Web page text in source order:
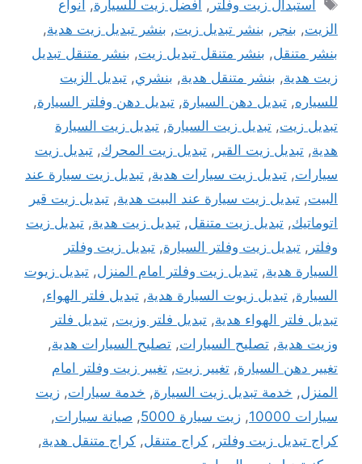
استبدال زيت وفلتر , افضل زيت للسيارة, انواع
الزيت, بنجر , بنشر تبديل زيت, بنشر تبديل زيت هدية,
بنشر متنقل, بنشر متنقل تبديل زيت, بنشر متنقل تبديل
زيت هدية, بنشر متنقل هدية, بنشري, تبديل الزيت
للسياره, تبديل دهن السيارة, تبديل دهن وفلتر السيارة,
تبديل زيت, تبديل زيت السيارة, تبديل زيت السيارة
هدية, تبديل زيت القير , تبديل زيت المحرك, تبديل زيت
سيارات, تبديل زيت سيارات هدية, تبديل زيت سيارة عند
البيت, تبديل زيت سيارة عند البيت هدية, تبديل زيت قير
اتوماتيك, تبديل زيت متنقل, تبديل زيت هدية, تبديل زيت
وفلتر , تبديل زيت وفلتر السيارة, تبديل زيت وفلتر
السيارة هدية, تبديل زيت وفلتر امام المنزل, تبديل زيوت
السيارة, تبديل زيوت السيارة هدية, تبديل فلتر الهواء,
تبديل فلتر الهواء هدية, تبديل فلتر وزيت, تبديل فلتر
وزيت هدية, تصليح السيارات, تصليح السيارات هدية,
تغيير دهن السيارة, تغيير زيت, تغيير زيت وفلتر امام
المنزل, خدمة تبديل زيت السيارة, خدمة سيارات, زيت
سيارات 10000
, زيت سيارة 5000 , صيانة سيارات,
كراج تبديل زيت وفلتر , كراج متنقل, كراج متنقل هدية,